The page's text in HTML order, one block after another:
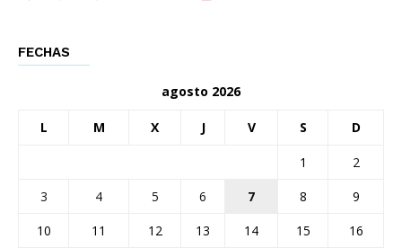
FECHAS
agosto 2026
L M X J V S D
1
2
3
4 5 6 7 8
9
10
11 12 13 14 15
16